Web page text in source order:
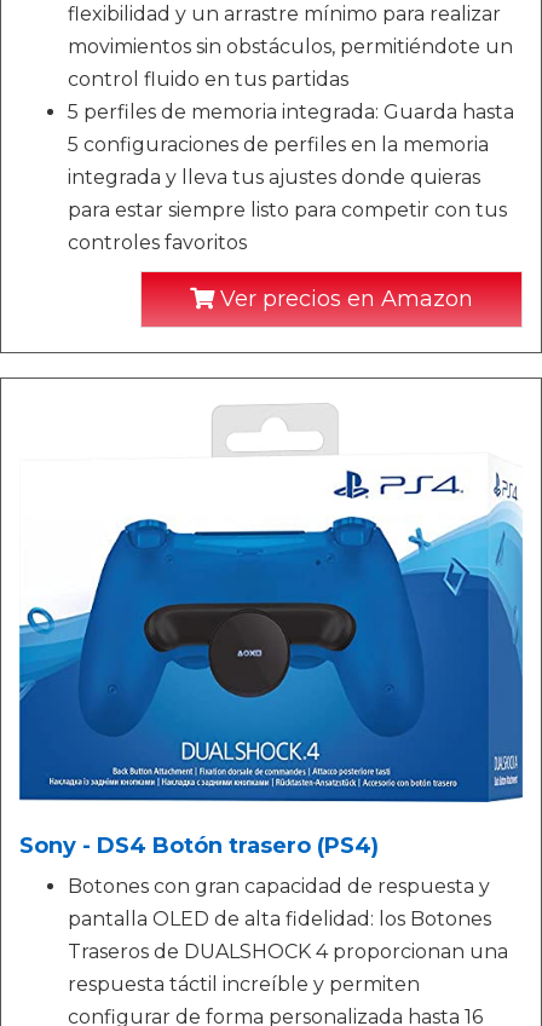
flexibilidad y un arrastre mínimo para realizar
movimientos sin obstáculos, permitiéndote un
control fluido en tus partidas
5 perfiles de memoria integrada: Guarda hasta
5 configuraciones de perfiles en la memoria
integrada y lleva tus ajustes donde quieras
para estar siempre listo para competir con tus
controles favoritos
Ver precios en Amazon
Sony - DS4 Botón trasero (PS4)
Botones con gran capacidad de respuesta y
pantalla OLED de alta fidelidad: los Botones
Traseros de DUALSHOCK 4 proporcionan una
respuesta táctil increíble y permiten
configurar de forma personalizada hasta 16